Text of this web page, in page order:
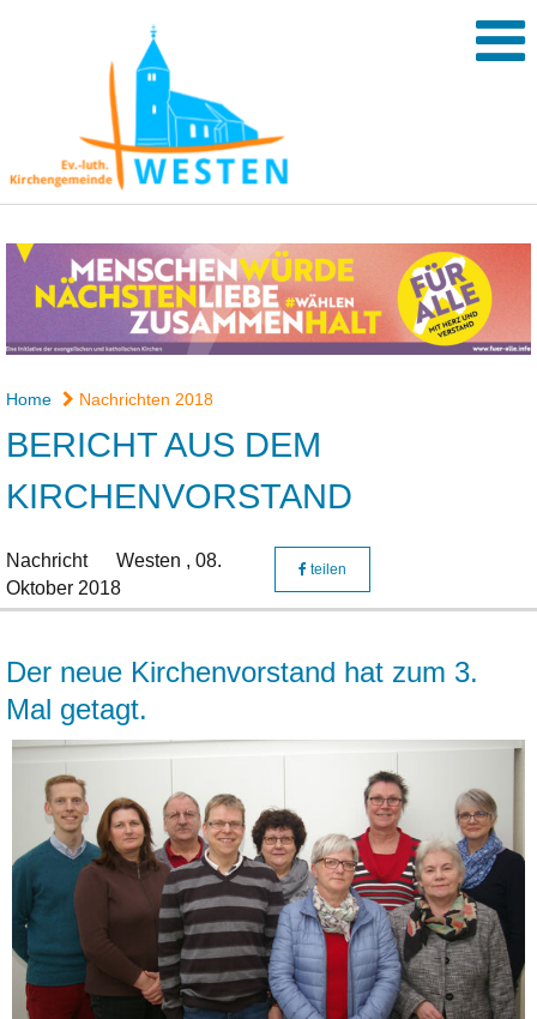
Home Nachrichten 2018
BERICHT AUS DEM
KIRCHENVORSTAND
Nachricht Westen , 08.
Oktober 2018
teilen
Der neue Kirchenvorstand hat zum 3.
Mal getagt.